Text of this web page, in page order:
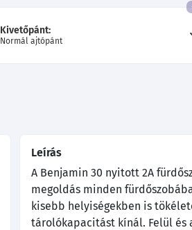
Kivetőpánt:
Normál ajtópánt
Leírás
A Benjamin 30 nyitott 2A
megoldás minden
kisebb helyiségekben is
tárolókapacitást kínál. Felül és